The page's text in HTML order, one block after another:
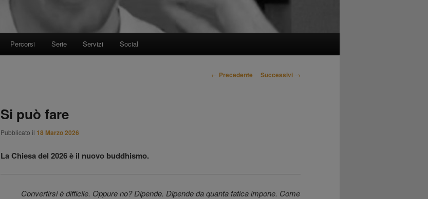
Percorsi Serie Servizi Social
Navigazione
← Precedente Successivi →
Si può fare
Pubblicato il 18 Marzo 2026
La Chiesa del 2026 è il nuovo buddhismo.
Convertirsi è difficile. Oppure no? Dipende. Dipende da quanta fatica impone. Come